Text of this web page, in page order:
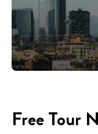
Free Tour